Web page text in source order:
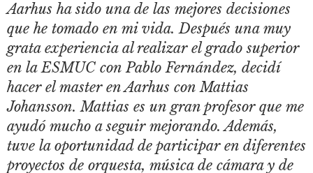
Aarhus ha sido una de las mejores decisiones
que he tomado en mi vida. Después una muy
grata experiencia al realizar el grado superior
en la ESMUC con Pablo Fernández, decidí
hacer el master en Aarhus con Mattias
Johansson. Mattias es un gran profesor que me
ayudó mucho a seguir mejorando. Además,
tuve la oportunidad de participar en diferentes
proyectos de orquesta, música de cámara y de